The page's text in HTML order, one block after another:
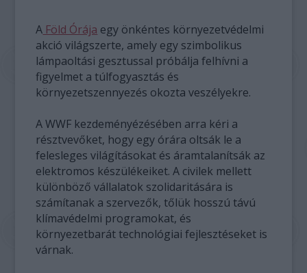
A Föld Órája egy önkéntes környezetvédelmi
akció világszerte, amely egy szimbolikus
lámpaoltási gesztussal próbálja felhívni a
figyelmet a túlfogyasztás és
környezetszennyezés okozta veszélyekre.
A WWF kezdeményézésében arra kéri a
résztvevőket, hogy egy órára oltsák le a
felesleges világításokat és áramtalanítsák az
elektromos készülékeiket. A civilek mellett
különböző vállalatok szolidaritására is
számítanak a szervezők, tőlük hosszú távú
klímavédelmi programokat, és
környezetbarát technológiai fejlesztéseket is
várnak.